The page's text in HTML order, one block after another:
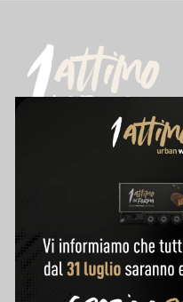
Traccia il mio ordine
Condizioni d'acquisto
Policy di rimborso